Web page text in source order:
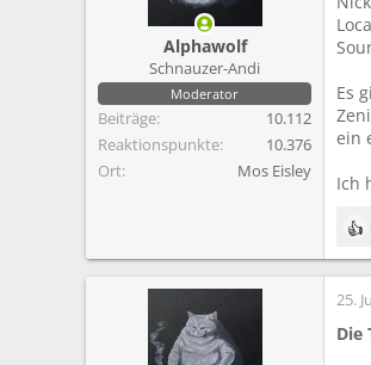
Alphawolf
Schnauzer-Andi
Moderator
Beiträge
10.112
Reaktionspunkte
10.376
Ort
Mos Eisley
Es
ein
Ich
R
e
a
k
i
25.
Die